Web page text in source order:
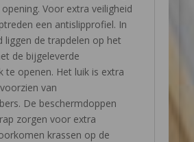
Voor extra veiligheid
een antislipprofiel. In
liggen de trapdelen op het
de bijgeleverde
te openen. Het luik is extra
van
De beschermdoppen
zorgen voor extra
krassen op de